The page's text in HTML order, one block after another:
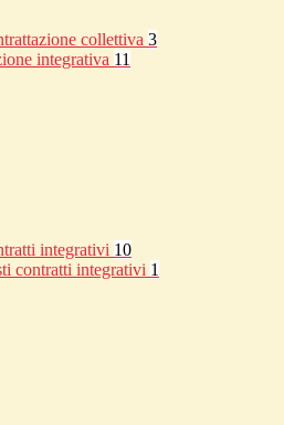
collettiva 3
integrativa 11
integrativi 10
contratti integrativi 1